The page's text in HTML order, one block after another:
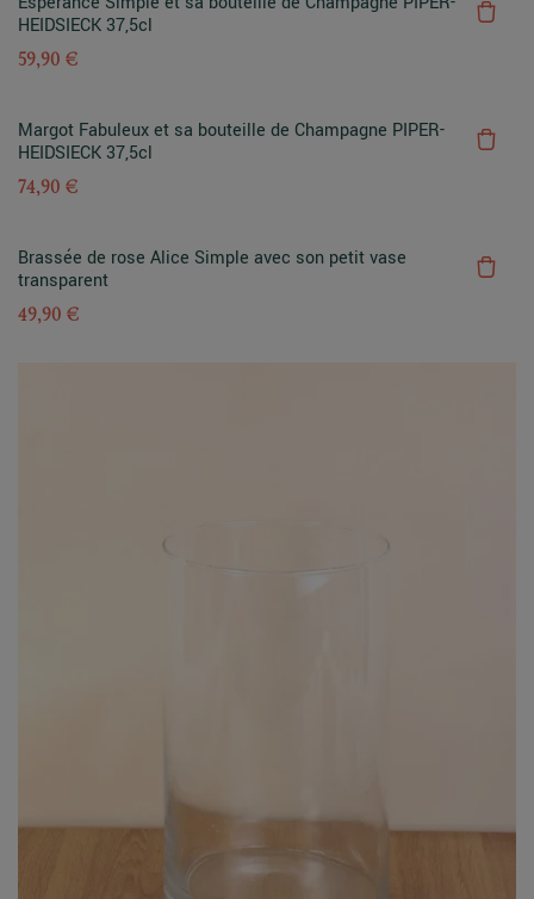
HEIDSIECK 37,5cl
59,90 €
Margot Fabuleux et sa bouteille de Champagne PIPER-
HEIDSIECK 37,5cl
74,90 €
Brassée de rose Alice Simple avec son petit vase
transparent
49,90 €